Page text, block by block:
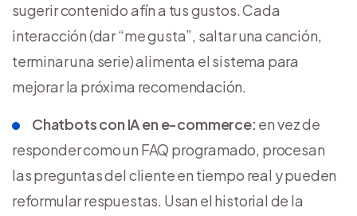
sugerir contenido afín a tus gustos. Cada
interacción (dar “me gusta”, saltar una canción,
terminar una serie) alimenta el sistema para
mejorar la próxima recomendación.
Chatbots con IA en e-commerce: en vez de
responder como un FAQ programado, procesan
las preguntas del cliente en tiempo real y pueden
reformular respuestas. Usan el historial de la